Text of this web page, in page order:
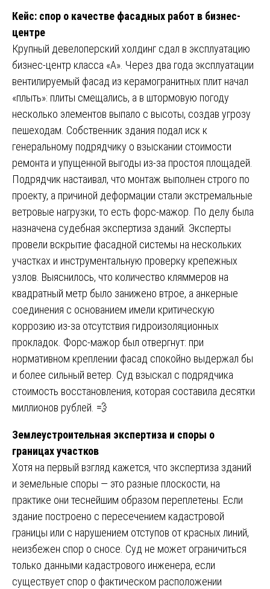
Кейс: спор о качестве фасадных работ в бизнес-
центре
Крупный девелоперский холдинг сдал в эксплуатацию
бизнес-центр класса «А». Через два года эксплуатации
вентилируемый фасад из керамогранитных плит начал
«плыть»: плиты смещались, а в штормовую погоду
несколько элементов выпало с высоты, создав угрозу
пешеходам. Собственник здания подал иск к
генеральному подрядчику о взыскании стоимости
ремонта и упущенной выгоды из-за простоя площадей.
Подрядчик настаивал, что монтаж выполнен строго по
проекту, а причиной деформации стали экстремальные
ветровые нагрузки, то есть форс-мажор. По делу была
назначена судебная экспертиза зданий. Эксперты
провели вскрытие фасадной системы на нескольких
участках и инструментальную проверку крепежных
узлов. Выяснилось, что количество кляммеров на
квадратный метр было занижено втрое, а анкерные
соединения с основанием имели критическую
коррозию из-за отсутствия гидроизоляционных
прокладок. Форс-мажор был отвергнут: при
нормативном креплении фасад спокойно выдержал бы
и более сильный ветер. Суд взыскал с подрядчика
стоимость восстановления, которая составила десятки
миллионов рублей. 💨
Землеустроительная экспертиза и споры о
границах участков
Хотя на первый взгляд кажется, что экспертиза зданий
и земельные споры — это разные плоскости, на
практике они теснейшим образом переплетены. Если
здание построено с пересечением кадастровой
границы или с нарушением отступов от красных линий,
неизбежен спор о сносе. Суд не может ограничиться
только данными кадастрового инженера, если
существует спор о фактическом расположении